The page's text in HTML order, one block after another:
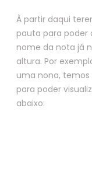
À partir daqui
pauta para poder
nome da nota já
altura. Por
uma nona,
para poder
abaixo: